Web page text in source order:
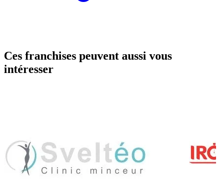
Ces franchises peuvent aussi vous
intéresser